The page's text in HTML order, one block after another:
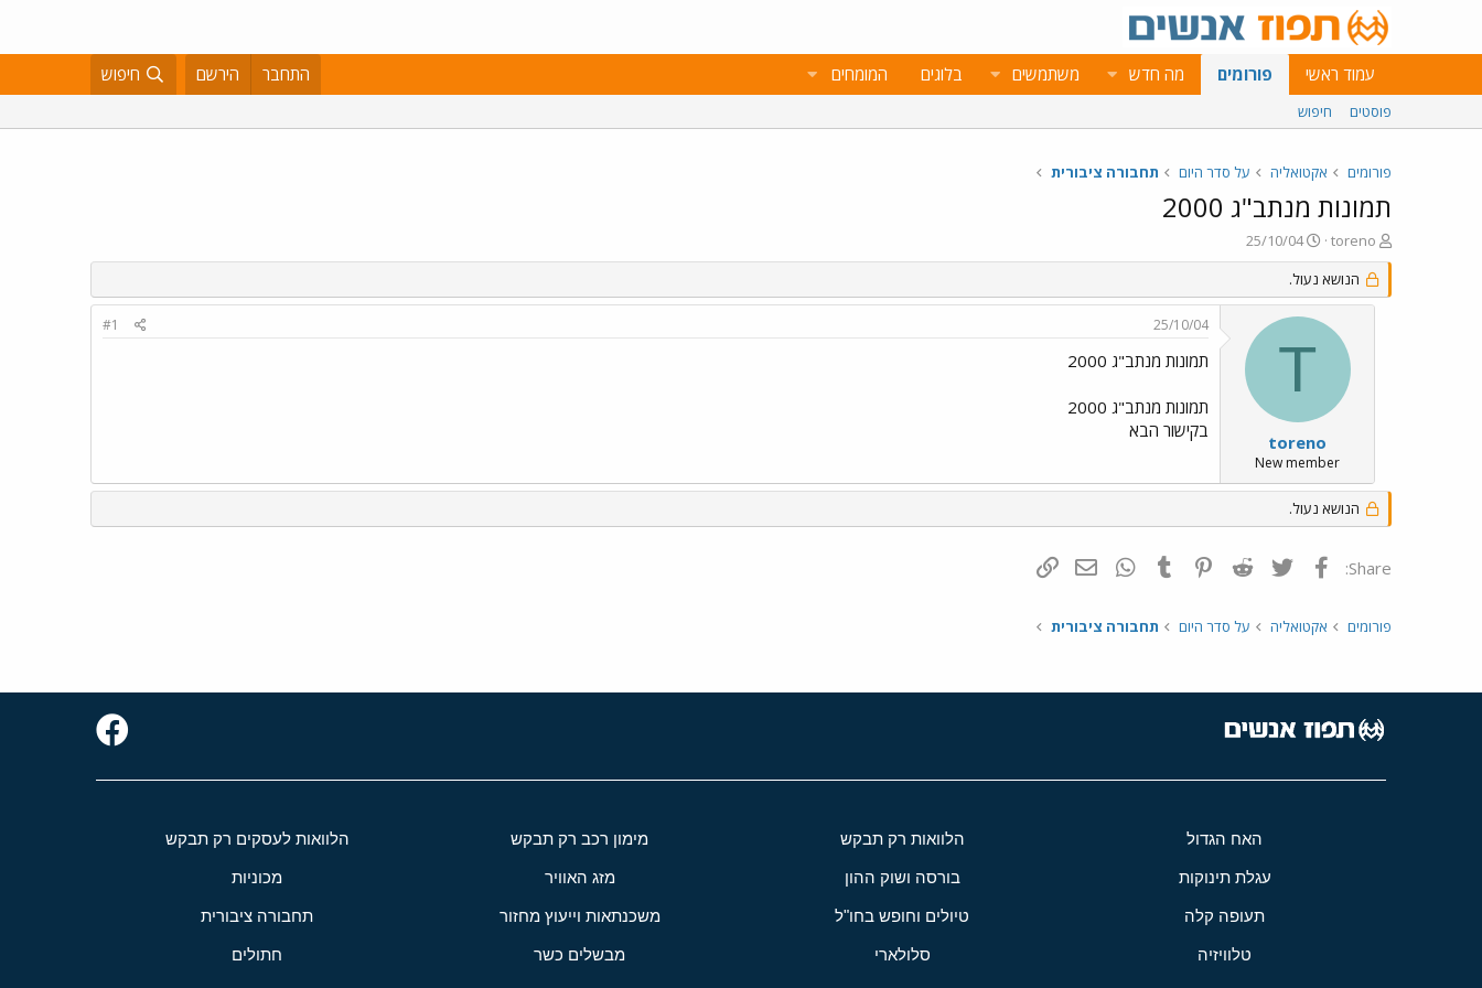
עמוד ראשי פורומים מה חדש משתמשים בלוגים המומחים התחבר הירשם חיפוש
פוסטים חיפוש
פורומים אקטואליה על סדר היום תחבורה ציבורית
תמונות מנתב"ג 2000
פ
ו
ת
ח
toreno
פ
ו
ר
ס
ם
ת
ר
י
ך
25/10/04
הנושא נעול.
T
toreno
New member
25/10/04
#1
תמונות מנתב"ג 2000
תמונות מנתב"ג 2000
בקישור הבא
הנושא נעול.
Share: פייסבוק Twitter
Reddit
Pinterest
Tumblr
WhatsAppדואר אלקטרוני
פורומים אקטואליה על סדר היום תחבורה ציבורית
האח הגדול הלוואות רק תבקש מימון רכב רק תבקש הלוואות לעסקים רק תבקש
עגלת תינוקות בורסה ושוק ההון מזג האוויר מכוניות
תעופה קלה טיולים וחופש בחו"ל משכנתאות וייעוץ מחזור תחבורה ציבורית
טלוויזיה סלולארי מבשלים כשר חתולים